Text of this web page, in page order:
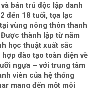
bán trú độc lập danh
đến 18 tuổi, tọa lạc
vùng nông thôn thanh
thành lập từ năm
học thuật xuất sắc
đào tạo toàn diện về
ngựa – với trung tâm
viên của hệ thống
mang đến một môi